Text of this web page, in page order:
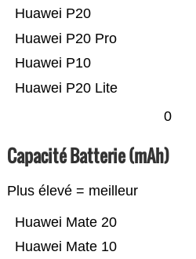
Huawei P20 Lite
Huawei P10
Huawei P20 Pro
Huawei P20
0
Capacité Batterie (mAh)
Plus élevé = meilleur
Huawei Mate 10
Huawei Mate 20